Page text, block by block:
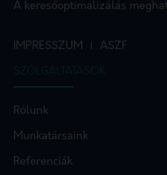
A keresőoptimalizálás
IMPRESSZUM I ASZF
SZOLGÁLTATÁSOK
Rólunk
Munkatársaink
Referenciák